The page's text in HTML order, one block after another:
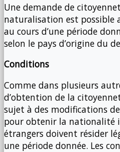
Une demande de
naturalisation est possible
au cours d’une période
selon le pays d’origine du
Conditions
Comme dans plusieurs
d’obtention de la
sujet à des modifications
pour obtenir la nationalité
étrangers doivent résider
une période donnée. Les